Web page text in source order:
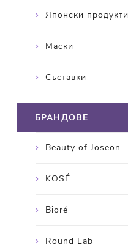
Японски продукти
Маски
Съставки
БРАНДОВЕ
Beauty of Joseon
KOSÉ
Bioré
Round Lab